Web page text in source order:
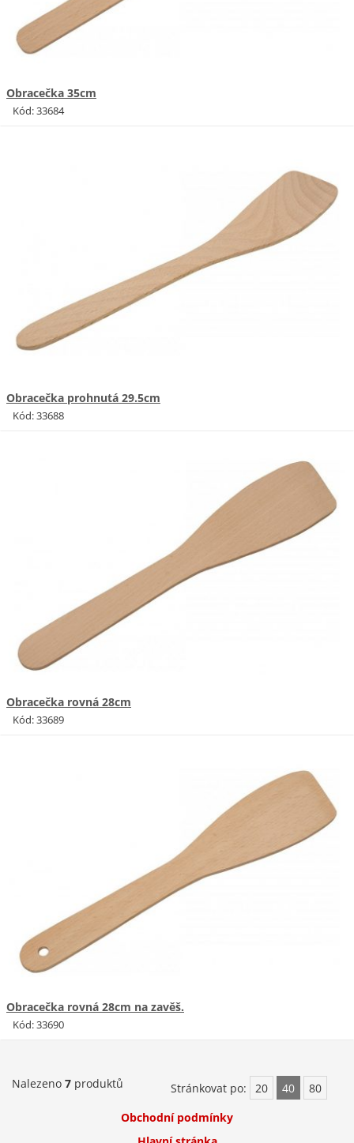
Obracečka 35cm
Kód: 33684
Obracečka prohnutá 29.5cm
Kód: 33688
Obracečka rovná 28cm
Kód: 33689
Obracečka rovná 28cm na zavěš.
Kód: 33690
Nalezeno 7 produktů Stránkovat po: 20 40
80
Obchodní podmínky